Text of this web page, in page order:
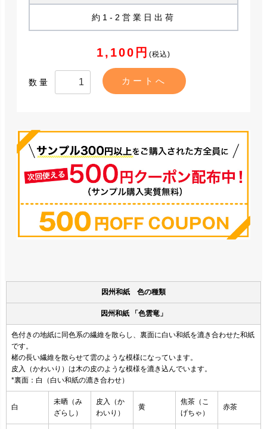
約1-2営業日出荷
1,100円 (税込)
数量
因州和紙 色の種類
因州和紙 「色雲竜」
色付きの地紙に同色系の繊維を散らし、裏面に白い和紙を漉き合わせた和紙
です。
楮の長い繊維を散らせて雲のような模様になっています。
皮入（かわいり）は木の皮のような模様を漉き込んでいます。
*裏面：白（白い和紙の漉き合わせ）
白
未晒（み
ざらし）
皮入（か
わいり）
黄
焦茶（こ
げちゃ）
赤茶